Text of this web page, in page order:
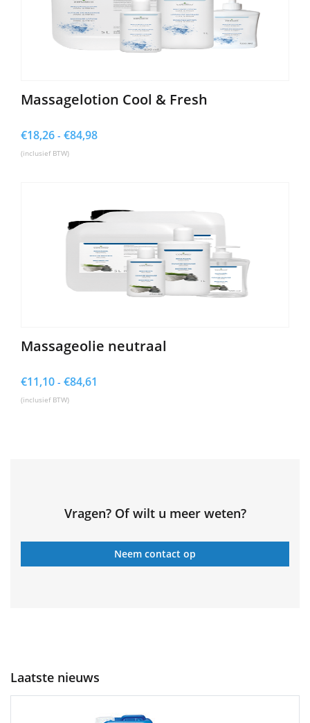
Massagelotion Cool & Fresh
€18,26 - €84,98Prijsklasse:
(inclusief BTW)
Massageolie neutraal
€11,10 - €84,61
(inclusief BTW)
Vragen? Of wilt u meer weten?
Neem contact op
Laatste nieuws